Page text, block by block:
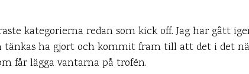
kategorierna redan som kick off. Jag har gått
tänkas ha gjort och kommit fram till att det i det
får lägga vantarna på trofén.